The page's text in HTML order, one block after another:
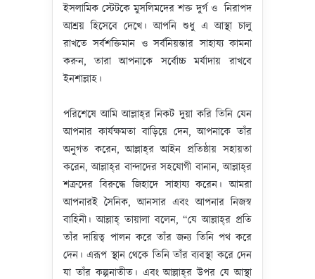
ইসলামিক স্টেটকে মুসলিমদের শক্ত দুর্গ ও নিরাপদ
আশ্রয় হিসেবে দেখে। আপনি শুধু এ আস্থা চালু
রাখতে সর্বশক্তিমান ও সর্বনিয়ন্তার সাহায্য কামনা
করুন, তারা আপনাকে সর্বোচ্চ মর্যাদায় রাখবে
ইনশাল্লাহ।
পরিশেষে আমি আল্লাহ্‌র নিকট দুয়া করি তিনি যেন
আপনার কার্যক্ষমতা বাড়িয়ে দেন, আপনাকে তাঁর
অনুগত করেন, আল্লাহ্‌র আইন প্রতিষ্ঠায় সহায়তা
করেন, আল্লাহ্‌র বান্দাদের সহযোগী বানান, আল্লাহ্‌র
শত্রুদের বিরুদ্ধে জিহাদে সাহায্য করেন। আমরা
আপনারই সৈনিক, আনসার এবং আপনার নিজস্ব
বাহিনী। আল্লাহ্‌ তায়ালা বলেন, “যে আল্লাহ্‌র প্রতি
তাঁর দায়িত্ব পালন করে তাঁর জন্য তিনি পথ করে
দেন। এরূপ স্থান থেকে তিনি তাঁর ব্যবস্থা করে দেন
যা তাঁর কল্পনাতীত। এবং আল্লাহ্‌র উপর যে আস্থা